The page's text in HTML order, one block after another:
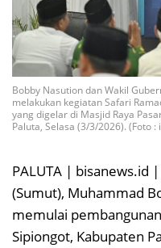
Bobby Nasution dan Wakil
melakukan kegiatan Safari
yang digelar di Masjid Raya
Paluta, Selasa (3/3/2026). (Foto :
PALUTA | bisanews.id
(Sumut), Muhammad
memulai
Sipiongot, Kabupaten